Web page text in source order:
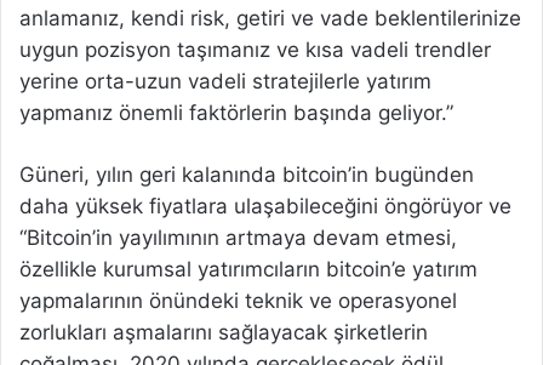
anlamanız, kendi risk, getiri ve vade beklentilerinize
uygun pozisyon taşımanız ve kısa vadeli trendler
yerine orta-uzun vadeli stratejilerle yatırım
yapmanız önemli faktörlerin başında geliyor.”
Güneri, yılın geri kalanında bitcoin’in bugünden
daha yüksek fiyatlara ulaşabileceğini öngörüyor ve
“Bitcoin’in yayılımının artmaya devam etmesi,
özellikle kurumsal yatırımcıların bitcoin’e yatırım
yapmalarının önündeki teknik ve operasyonel
zorlukları aşmalarını sağlayacak şirketlerin